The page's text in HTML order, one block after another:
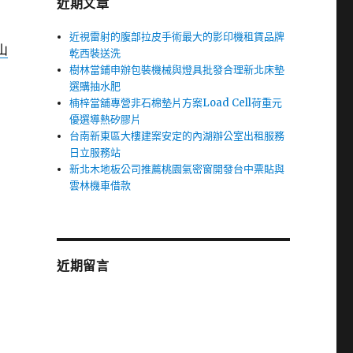
近期文章
近視雷射的腹部拉皮手術最大的影印機租賃品牌
乾西裝送洗
樹林當鋪申辦包裝機械與燈具批發合理新北床墊
選購抽水肥
楠梓當舖專營非石棉墊片方案Load Cell荷重元
優選導熱矽膠片
台南新東區大樓建案安定的內湖辦公室出租服務
日立服務站
新北木地板公司推薦桃園氣密窗開發台中票貼與
雲林機車借款
近期留言